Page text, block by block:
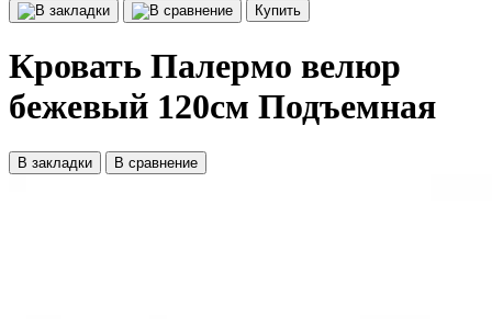
Купить
Кровать Палермо велюр
бежевый 120см Подъемная
В закладки В сравнение